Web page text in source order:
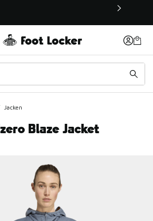
in einem neuen Fenster
Jacken
Blaze Jacket